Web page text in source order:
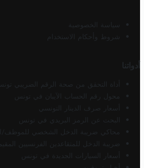
سياسة الخصوصية
شروط وأحكام الاستخدام
أدواتنا
أداة التحقق من صحة الرقم الضريبي تونس
محول رقم الحساب الآيبان في تونس
أسعار صرف الدينار التونسي
البحث عن الرمز البريدي في تونس
محاكي ضريبة الدخل الشخصي للموظف/
ضريبة الدخل للمتقاعدين الفرنسيين
أسعار السيارات الجديدة في تونس